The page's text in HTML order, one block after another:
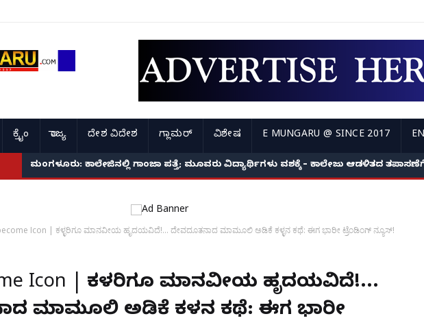
ಕ್ರೈಂ ರಾಜ್ಯ ದೇಶ ವಿದೇಶ ಗ್ಲಾಮರ್ ವಿಶೇಷ E MUNGARU @ SINCE 2017
ಮಂಗಳೂರು: ಕಾಲೇಜಿನಲ್ಲಿ ಗಾಂಜಾ ಪತ್ತೆ; ಮೂವರು ವಿದ್ಯಾರ್ಥಿಗಳು ವಶಕ್ಕೆ – ಕಾಲೇಜು ಆಡಳಿತದ
Icon | ಕಳ್ಳರಿಗೂ ಮಾನವೀಯ ಹೃದಯವಿದೆ!... ದೇವದೂತನಾದ ಮಾಮೂಲಿ ಅಡಿಕೆ ಕಳ್ಳನ ಕಥೆ: ಈಗ ಭಾರೀ ಟ್ರೆಂಡಿಂಗ್ ನ್ಯೂಸ್‌!
Icon | ಕಳ್ಳರಿಗೂ ಮಾನವೀಯ ಹೃದಯವಿದೆ!...
ಮಾಮೂಲಿ ಅಡಿಕೆ ಕಳ್ಳನ ಕಥೆ: ಈಗ ಭಾರೀ